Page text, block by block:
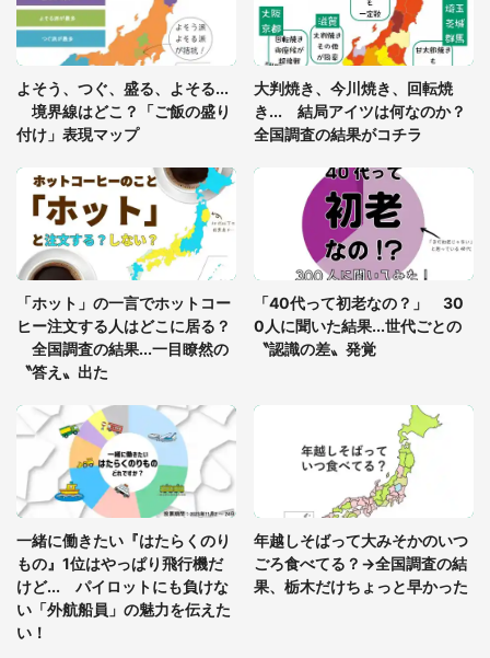
8万人感動
グっちゃってた〝野生の野菜〟に6.5万人戦慄
「○○がない街に住んでいます」住人の呟きに30万
人驚がく 何が存在しないか、あなたはわかる？
「修学旅行に途中参加する娘を送って行ったら、真
っ暗な道で遭難状態。なんとか見つけた民家に助け
を求めると、住人の男性が...」
よそう、つぐ、盛る、よそる...
境界線はどこ？「ご飯の盛り
付け」表現マップ
大判焼き、今川焼き、回転焼
き... 結局アイツは何なのか？
全国調査の結果がコチラ
「ホット」の一言でホットコー
ヒー注文する人はどこに居る？
全国調査の結果...一目瞭然の
〝答え〟出た
「40代って初老なの？」 30
0人に聞いた結果...世代ごとの
〝認識の差〟発覚
一緒に働きたい『はたらくのり
もの』1位はやっぱり飛行機だ
けど... パイロットにも負けな
い「外航船員」の魅力を伝えた
い！
年越しそばって大みそかのいつ
ごろ食べてる？→全国調査の結
果、栃木だけちょっと早かった